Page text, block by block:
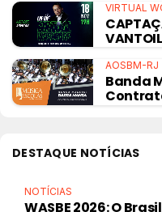
VIRTUAL
AOSBM-RJ
Banda
DESTAQUE NOTÍCIAS
NOTÍCIAS
WASBE 2026: O